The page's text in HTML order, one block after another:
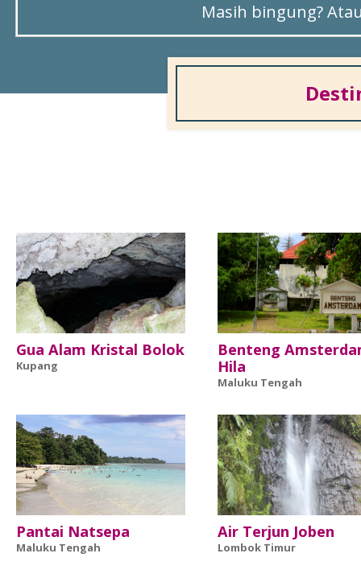
Masih bingung?
Gua Alam Kristal Bolok
Kupang
Benteng
Hila
Maluku Tengah
Pantai Natsepa
Maluku Tengah
Air Terjun Joben
Lombok Timur